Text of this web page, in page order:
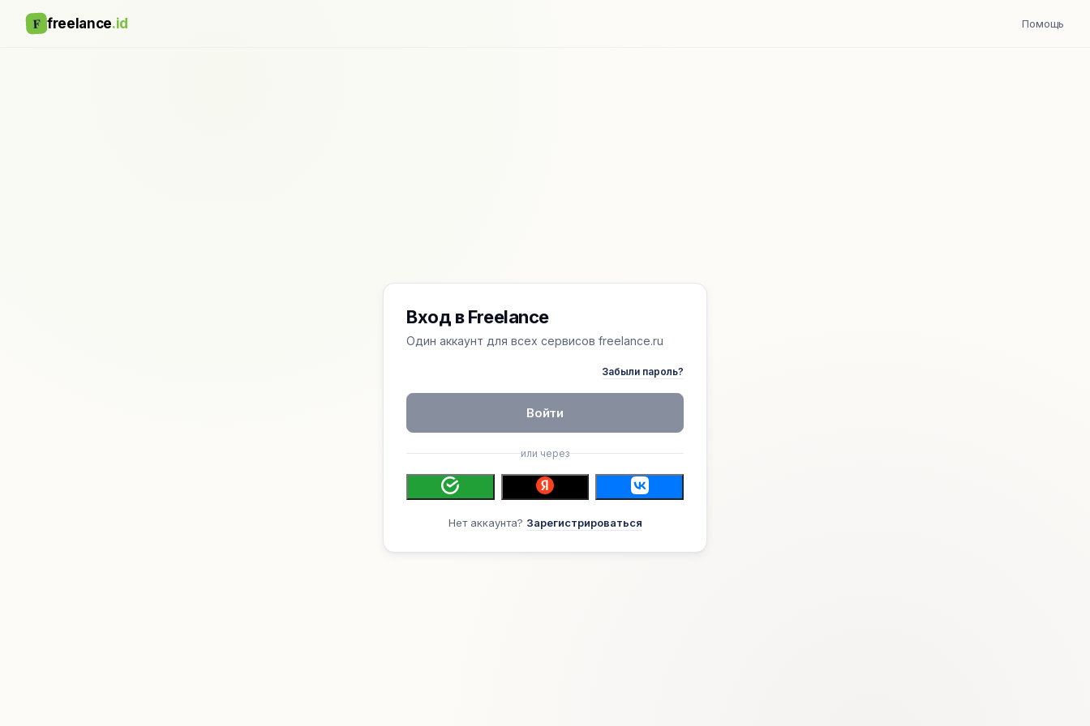
F freelance.id Помощь
Вход в Freelance
Один аккаунт для всех сервисов freelance.ru
Забыли пароль?
Войти
или через
Нет аккаунта? Зарегистрироваться